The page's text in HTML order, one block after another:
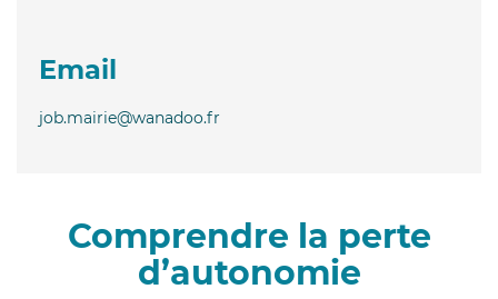
Email
job.mairie@wanadoo.fr
Comprendre la perte
d’autonomie